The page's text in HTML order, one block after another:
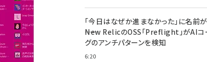
「今日はなぜか進まなかった」に名前
――New RelicのOSS「Preflight」がAIコ
グのアンチパターンを検知
6:20